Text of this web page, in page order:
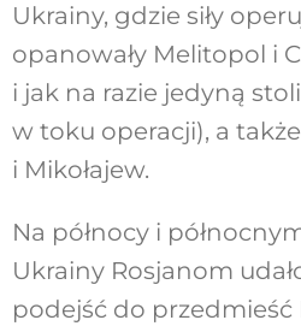
Ukrainy, gdzie siły
opanowały Melitopol i
i jak na razie jedyną
w toku operacji), a
i Mikołajew.
Na północy i
Ukrainy Rosjanom
podejść do